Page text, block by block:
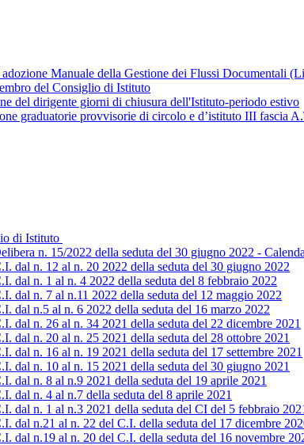
Manuale della Gestione dei Flussi Documentali
del Consiglio di Istituto
del dirigente giorni di chiusura dell'Istituto-periodo estivo
graduatorie provvisorie di circolo e d’istituto III fascia
di Istituto
n. 15/2022 della seduta del 30 giugno 2022 -
dal n. 12 al n. 20 2022 della seduta del 30 giugno 2022
dal n. 1 al n. 4 2022 della seduta del 8 febbraio 2022
dal n. 7 al n.11 2022 della seduta del 12 maggio 2022
dal n.5 al n. 6 2022 della seduta del 16 marzo 2022
dal n. 26 al n. 34 2021 della seduta del 22 dicembre 2021
dal n. 20 al n. 25 2021 della seduta del 28 ottobre 2021
dal n. 16 al n. 19 2021 della seduta del 17 settembre 2021
dal n. 10 al n. 15 2021 della seduta del 30 giugno 2021
dal n. 8 al n.9 2021 della seduta del 19 aprile 2021
dal n. 4 al n.7 della seduta del 8 aprile 2021
dal n. 1 al n.3 2021 della seduta del CI del 5 febbraio
dal n.21 al n. 22 del C.I. della seduta del 17 dicembre
dal n.19 al n. 20 del C.I. della seduta del 16 novembre